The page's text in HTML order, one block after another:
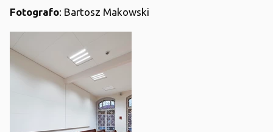
Fotografo: Bartosz Makowski